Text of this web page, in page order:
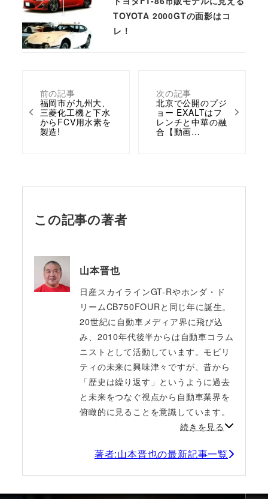
前の記事
福岡市が九州大、
三菱化工機と下水
からFCV用水素を
製造!
次の記事
北京で公開のプジ
ョー EXALTはフ
レンチと中華の融
合【動画…
TOYOTA 2000GTの面影はコ
レ！
この記事の著者
山本晋也
日産スカイラインGT-Rやホンダ・ド
リームCB750FOURと同じ年に誕生。
20世紀に自動車メディア界に飛び込
み、2010年代後半からは自動車コラム
ニストとして活動しています。モビリ
ティの未来に興味津々ですが、昔から
「歴史は繰り返す」というように過去
と未来をつなぐ視点から自動車業界を
俯瞰的に見ることを意識しています。
続きを見る
著者:山本晋也の最新記事一覧